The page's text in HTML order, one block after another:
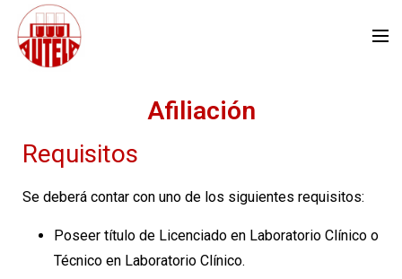
Afiliación
Requisitos
Se deberá contar con uno de los siguientes requisitos:
Poseer título de Licenciado en Laboratorio Clínico o
Técnico en Laboratorio Clínico.